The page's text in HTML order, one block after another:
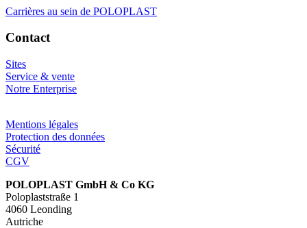
Carrières au sein de POLOPLAST
Contact
Sites
Service & vente
Notre Enterprise
Mentions légales
Protection des données
Sécurité
CGV
POLOPLAST GmbH & Co KG
Poloplaststraße 1
4060 Leonding
Autriche